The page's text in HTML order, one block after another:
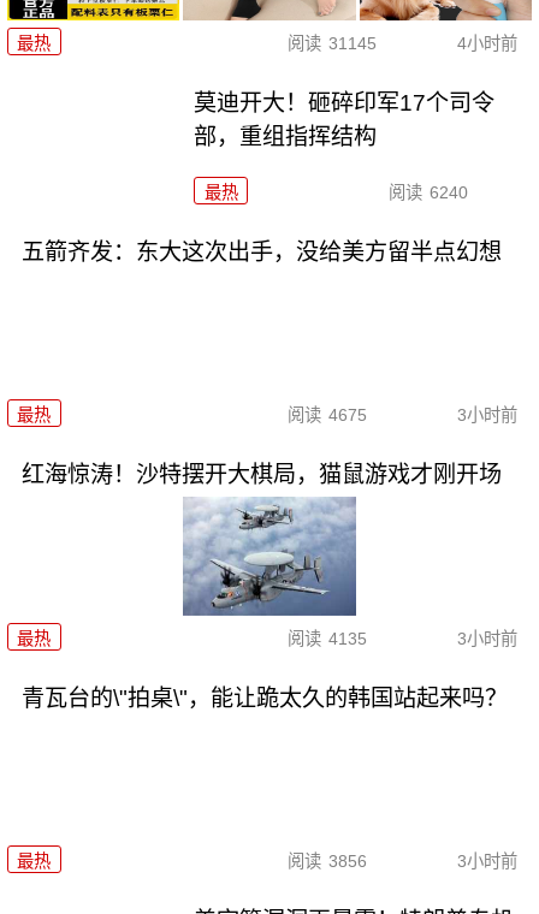
最热 阅读 31145 4小时前
莫迪开大！砸碎印军17个司令
部，重组指挥结构
最热 阅读 6240
五箭齐发：东大这次出手，没给美方留半点幻想
最热 阅读 4675 3小时前
红海惊涛！沙特摆开大棋局，猫鼠游戏才刚开场
最热 阅读 4135 3小时前
青瓦台的\"拍桌\"，能让跪太久的韩国站起来吗？
最热 阅读 3856 3小时前